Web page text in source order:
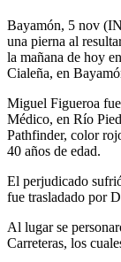
Bayamón, 5 nov
una pierna al
la mañana de hoy
Cialeña, en
Miguel Figueroa
Médico, en Río
Pathfinder, color
40 años de edad.
El perjudicado
fue trasladado por
Al lugar se
Carreteras, los